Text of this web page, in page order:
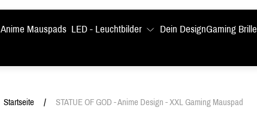
Anime Mauspads LED - Leuchtbilder Dein DesignGaming Brille
Startseite / STATUE OF GOD - Anime Design - XXL Gaming Mauspad